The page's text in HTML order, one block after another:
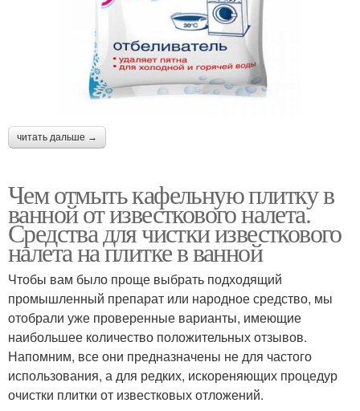
читать дальше →
Чем отмыть кафельную плитку в
ванной от известкового налета.
Средства для чистки известкового
налета на плитке в ванной
Чтобы вам было проще выбрать подходящий
промышленный препарат или народное средство, мы
отобрали уже проверенные варианты, имеющие
наибольшее количество положительных отзывов.
Напомним, все они предназначены не для частого
использования, а для редких, искореняющих процедур
очистки плитки от известковых отложений.